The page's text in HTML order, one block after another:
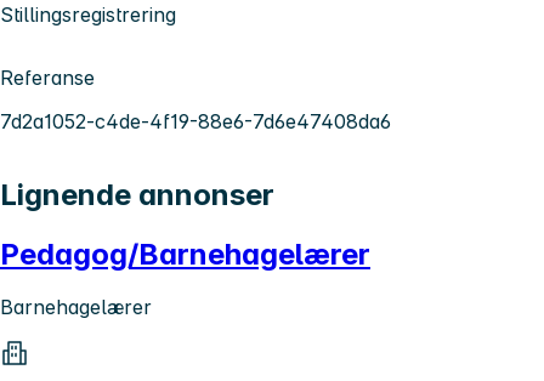
Stillingsregistrering
Referanse
7d2a1052-c4de-4f19-88e6-7d6e47408da6
Lignende annonser
Pedagog/Barnehagelærer
Barnehagelærer